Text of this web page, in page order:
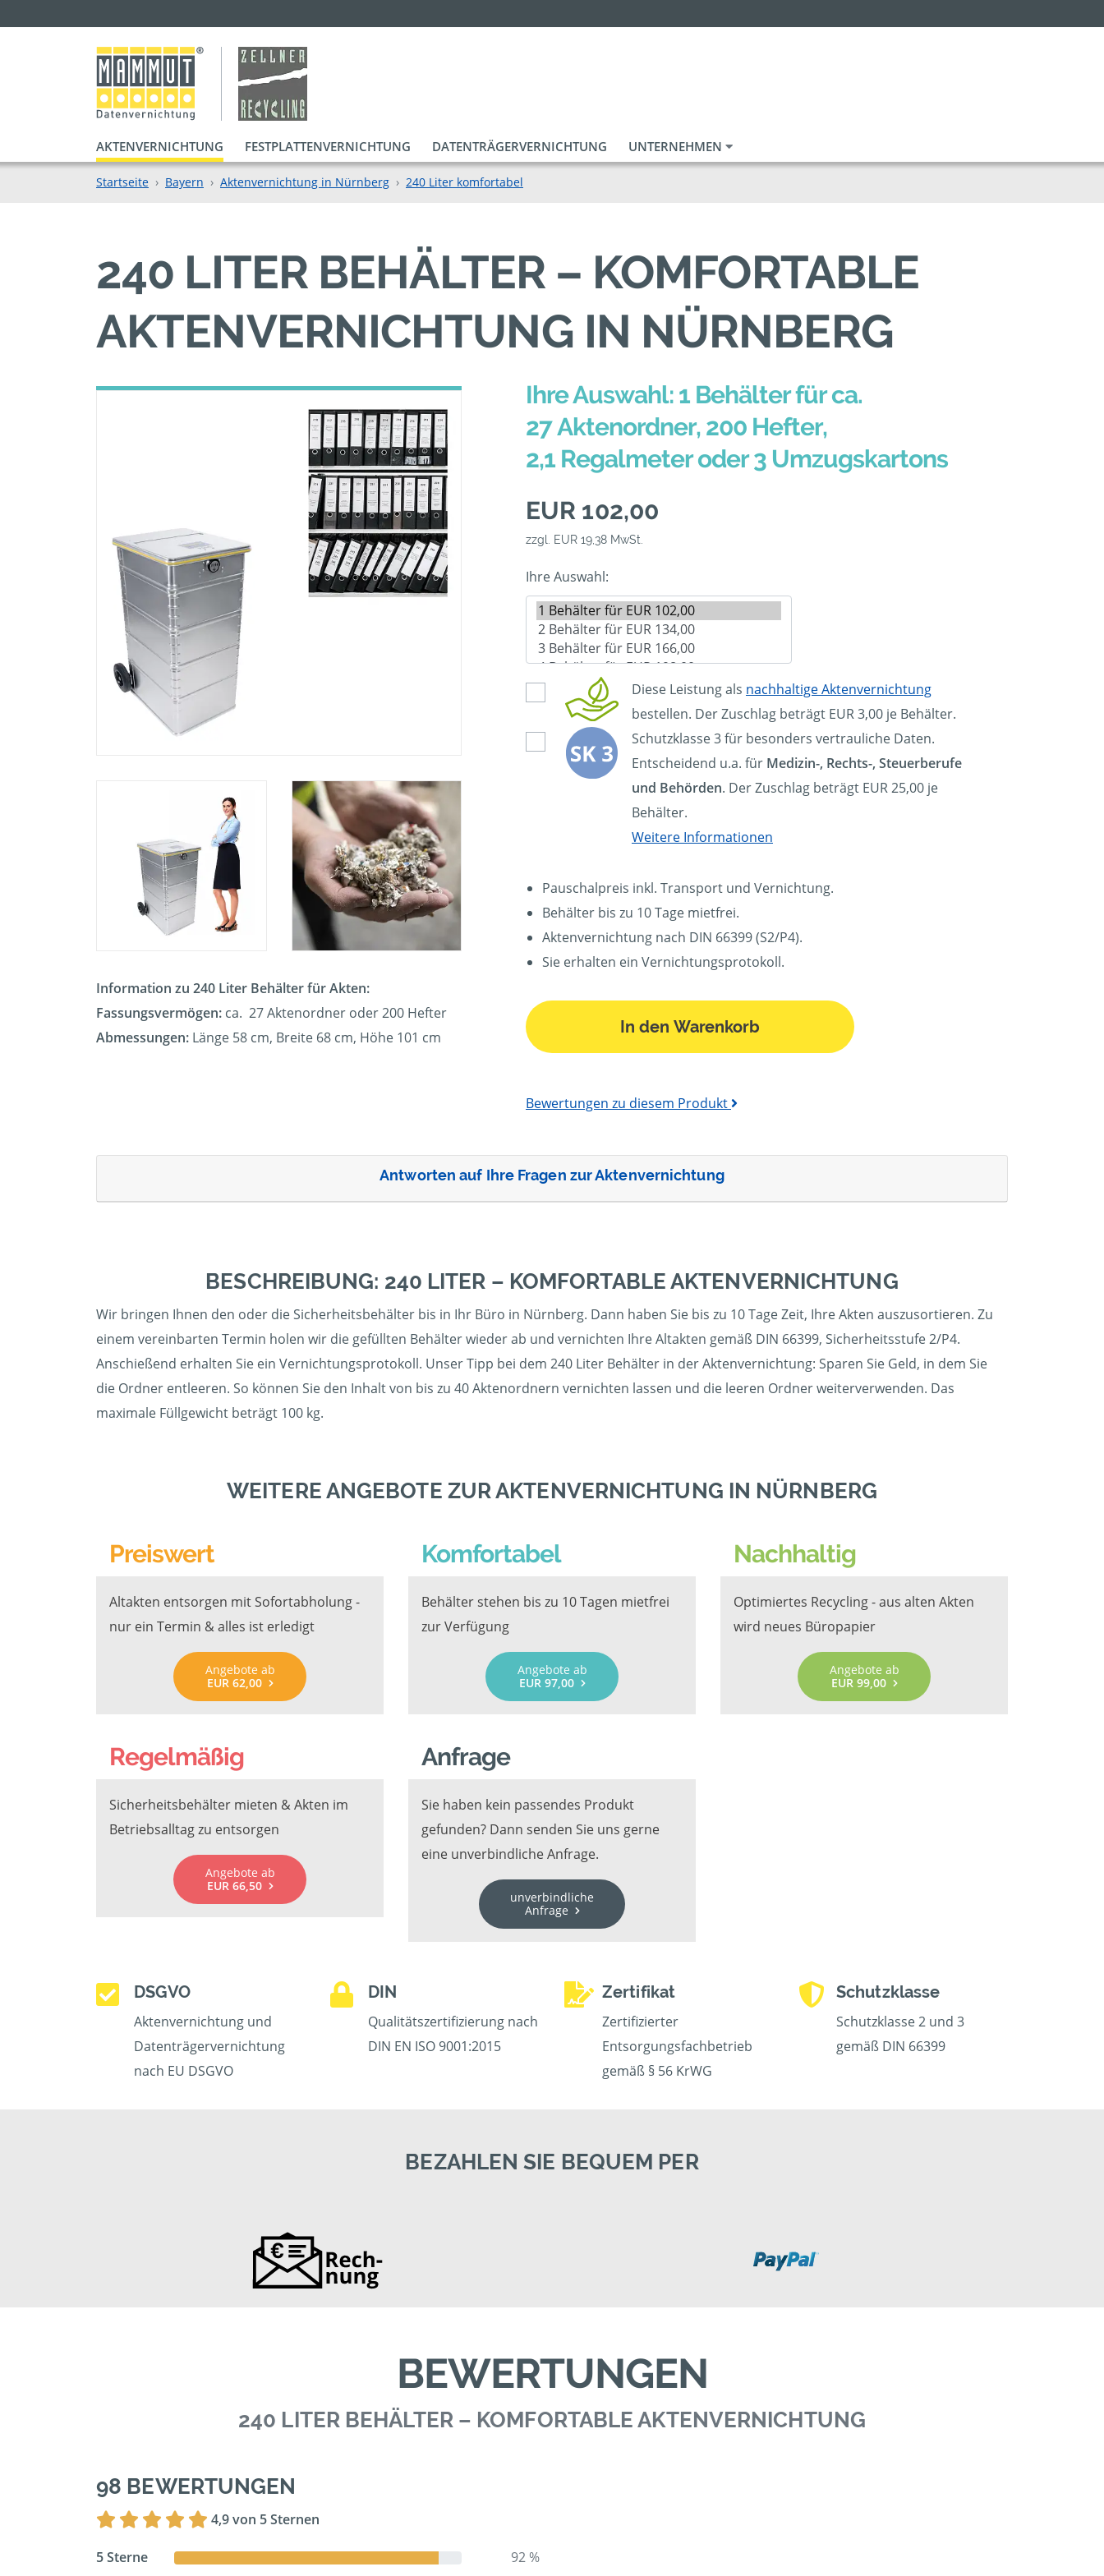
AKTENVERNICHTUNG FESTPLATTENVERNICHTUNG DATENTRÄGERVERNICHTUNG UNTERNEHMEN
Startseite Bayern Aktenvernichtung in Nürnberg 240 Liter komfortabel
240 LITER BEHÄLTER – KOMFORTABLE
AKTENVERNICHTUNG IN NÜRNBERG
Information zu 240 Liter Behälter für Akten:
Fassungsvermögen: ca. 27 Aktenordner oder 200 Hefter
Abmessungen: Länge 58 cm, Breite 68 cm, Höhe 101 cm
Ihre Auswahl: 1 Behälter für ca.
27 Aktenordner, 200 Hefter,
2,1 Regalmeter oder 3 Umzugskartons
EUR 102,00
zzgl. EUR 19,38 MwSt.
Ihre Auswahl:
Diese Leistung als nachhaltige Aktenvernichtung
bestellen. Der Zuschlag beträgt EUR 3,00 je Behälter.
Schutzklasse 3 für besonders vertrauliche Daten.
Entscheidend u.a. für Medizin-, Rechts-, Steuerberufe
und Behörden. Der Zuschlag beträgt EUR 25,00 je
Behälter.
Weitere Informationen
Pauschalpreis inkl. Transport und Vernichtung.
Behälter bis zu 10 Tage mietfrei.
Aktenvernichtung nach DIN 66399 (S2/P4).
Sie erhalten ein Vernichtungsprotokoll.
In den Warenkorb
Bewertungen zu diesem Produkt
Antworten auf Ihre Fragen zur Aktenvernichtung
BESCHREIBUNG: 240 LITER – KOMFORTABLE AKTENVERNICHTUNG
Wir bringen Ihnen den oder die Sicherheitsbehälter bis in Ihr Büro in Nürnberg. Dann haben Sie bis zu 10 Tage Zeit, Ihre Akten auszusortieren. Zu
einem vereinbarten Termin holen wir die gefüllten Behälter wieder ab und vernichten Ihre Altakten gemäß DIN 66399, Sicherheitsstufe 2/P4.
Anschießend erhalten Sie ein Vernichtungsprotokoll. Unser Tipp bei dem 240 Liter Behälter in der Aktenvernichtung: Sparen Sie Geld, in dem Sie
die Ordner entleeren. So können Sie den Inhalt von bis zu 40 Aktenordnern vernichten lassen und die leeren Ordner weiterverwenden. Das
maximale Füllgewicht beträgt 100 kg.
WEITERE ANGEBOTE ZUR AKTENVERNICHTUNG IN NÜRNBERG
Preiswert
Altakten entsorgen mit Sofortabholung -
nur ein Termin & alles ist erledigt
Angebote ab
EUR 62,00
Komfortabel
Behälter stehen bis zu 10 Tagen mietfrei
zur Verfügung
Angebote ab
EUR 97,00
Nachhaltig
Optimiertes Recycling - aus alten Akten
wird neues Büropapier
Angebote ab
EUR 99,00
Regelmäßig
Sicherheitsbehälter mieten & Akten im
Betriebsalltag zu entsorgen
Angebote ab
EUR 66,50
Anfrage
Sie haben kein passendes Produkt
gefunden? Dann senden Sie uns gerne
eine unverbindliche Anfrage.
unverbindliche
Anfrage
DSGVO
Aktenvernichtung und
Datenträgervernichtung
nach EU DSGVO
DIN
Qualitätszertifizierung nach
DIN EN ISO 9001:2015
Zertifikat
Zertifizierter
Entsorgungsfachbetrieb
gemäß § 56 KrWG
Schutzklasse
Schutzklasse 2 und 3
gemäß DIN 66399
BEZAHLEN SIE BEQUEM PER
BEWERTUNGEN
240 LITER BEHÄLTER – KOMFORTABLE AKTENVERNICHTUNG
98 BEWERTUNGEN
4,9 von 5 Sternen
5 Sterne
92 %